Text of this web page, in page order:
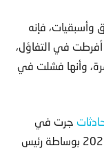
وأسبقيات، فإنه
أفرطت في التفاؤل،
وأنها فشلت في
جرت في
عمان وكذلك في بغداد بين عامي 2021 و2022 بوساطة رئيس